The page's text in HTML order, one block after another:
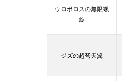
ウロボロスの無限螺
旋
ジズの超弩天翼